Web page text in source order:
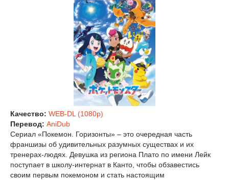
Качество: WEB-DL (1080p)
Перевод: AniDub
Сериал «Покемон. Горизонты» – это очередная часть
франшизы об удивительных разумных существах и их
тренерах-людях. Девушка из региона Плато по имени Лейк
поступает в школу-интернат в Канто, чтобы обзавестись
своим первым покемоном и стать настоящим